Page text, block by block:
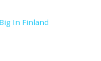
In Finland